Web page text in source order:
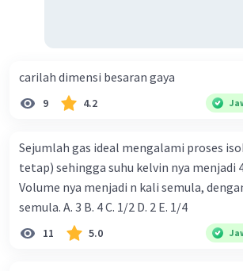
carilah dimensi besaran gaya
9 4.2
Sejumlah gas ideal mengalami proses
tetap) sehingga suhu kelvin nya menjadi
Volume nya menjadi n kali semula,
semula. A. 3 B. 4 C. 1/2 D. 2 E. 1/4
11 5.0